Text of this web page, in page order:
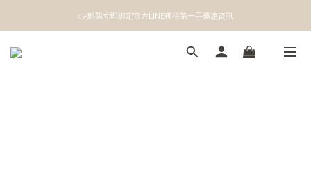
👉點我立即綁定官方LINE獲得第一手優惠資訊
👉點我立即綁定官方LINE獲得第一手優惠資訊